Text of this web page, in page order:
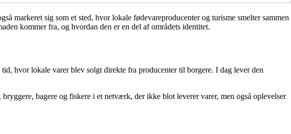
markeret sig som et sted, hvor lokale fødevareproducenter og turisme smelter sammen
kommer fra, og hvordan den er en del af områdets identitet.
hvor lokale varer blev solgt direkte fra producenter til borgere. I dag lever den
bagere og fiskere i et netværk, der ikke blot leverer varer, men også oplevelser